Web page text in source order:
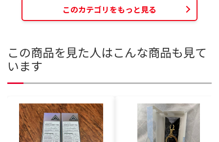
このカテゴリをもっと見る
この商品を見た人はこんな商品も見て
います